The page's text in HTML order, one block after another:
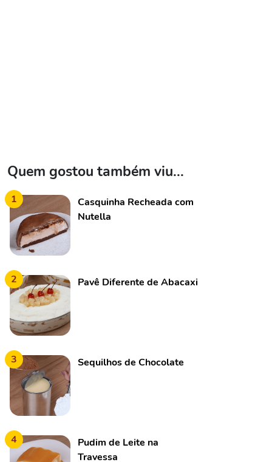
Quem gostou também viu...
1
Casquinha Recheada com
Nutella
2 Pavê Diferente de Abacaxi
3 Sequilhos de Chocolate
4
Pudim de Leite na
Travessa